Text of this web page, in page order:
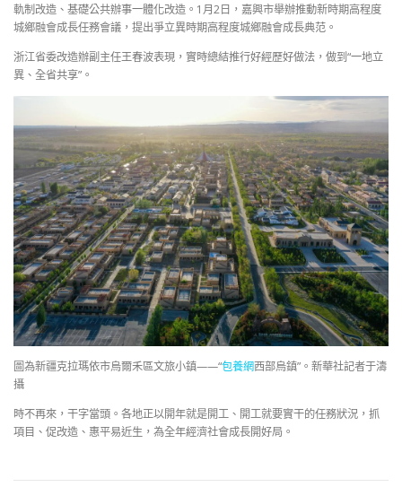
軌制改造、基礎公共辦事一體化改造。1月2日，嘉興市舉辦推動新時期高程度
城鄉融會成長任務會議，提出爭立異時期高程度城鄉融會成長典范。
浙江省委改造辦副主任王春波表現，實時總結推行好經歷好做法，做到“一地立
異、全省共享”。
圖為新疆克拉瑪依市烏爾禾區文旅小鎮——“包養網西部烏鎮”。新華社記者于濤
攝
時不再來，干字當頭。各地正以開年就是開工、開工就要實干的任務狀況，抓
項目、促改造、惠平易近生，為全年經濟社會成長開好局。